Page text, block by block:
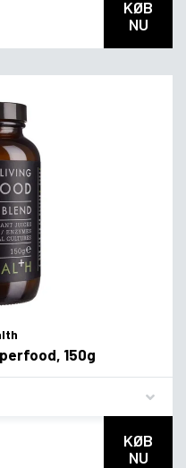
KØB
NU
150g
KØB
NU